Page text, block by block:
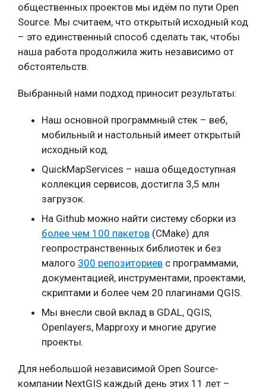
общественных проектов мы идём по пути Open
Source. Мы считаем, что открытый исходный код
– это единственный способ сделать так, чтобы
наша работа продолжила жить независимо от
обстоятельств.
Выбранный нами подход приносит результаты:
Наш основной программный стек – веб,
мобильный и настольный имеет открытый
исходный код.
QuickMapServices – наша общедоступная
коллекция сервисов, достигла 3,5 млн
загрузок.
На Github можно найти систему сборки из
более чем 100 пакетов (CMake) для
геопространственных библиотек и без
малого 300 репозиториев с программами,
документацией, инструментами, проектами,
скриптами и более чем 20 плагинами QGIS.
Мы внесли свой вклад в GDAL, QGIS,
Openlayers, Mapproxy и многие другие
проекты.
Для небольшой независимой Open Source-
компании NextGIS каждый день этих 11 лет –